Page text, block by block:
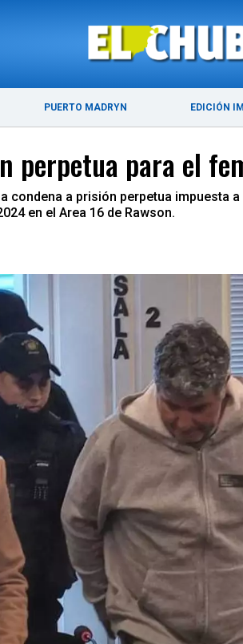
PUERTO MADRYN EDICIÓN
ÚLTIMAS
perpetua para el
condena a prisión perpetua
en el Area 16 de Rawson.